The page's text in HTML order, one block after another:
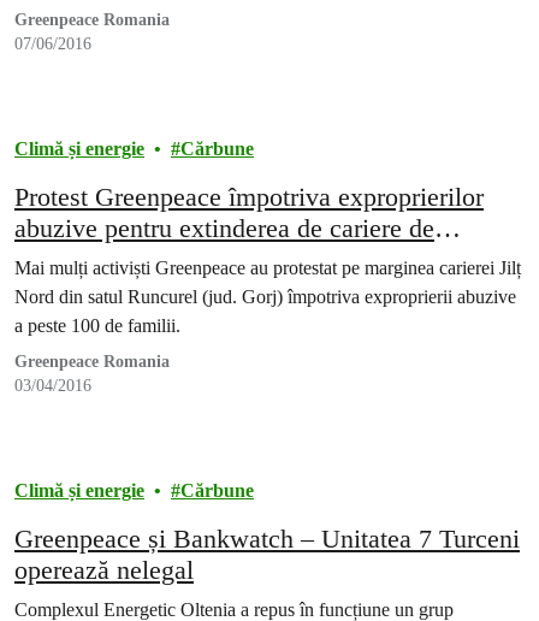
Greenpeace Romania
07/06/2016
Climă și energie Cărbune
Protest Greenpeace împotriva exproprierilor
abuzive pentru extinderea de cariere de
cărbune
Mai mulți activiști Greenpeace au protestat pe marginea carierei Jilț
Nord din satul Runcurel (jud. Gorj) împotriva exproprierii abuzive
a peste 100 de familii.
Greenpeace Romania
03/04/2016
Climă și energie Cărbune
Greenpeace și Bankwatch – Unitatea 7 Turceni
operează nelegal
Complexul Energetic Oltenia a repus în funcțiune un grup